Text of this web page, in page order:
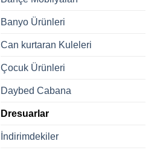
Banyo Ürünleri
Can kurtaran Kuleleri
Çocuk Ürünleri
Daybed Cabana
Dresuarlar
İndirimdekiler